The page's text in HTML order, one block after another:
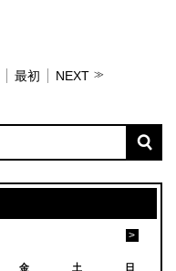
最初 NEXT
>
金 土 日